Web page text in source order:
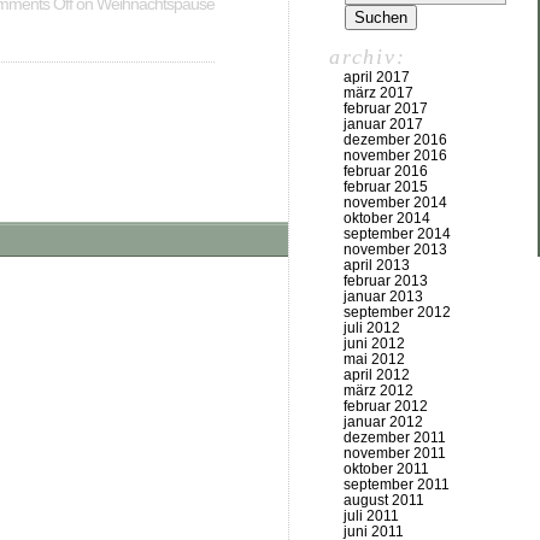
archiv:
april 2017
märz 2017
februar 2017
januar 2017
dezember 2016
november 2016
februar 2016
februar 2015
november 2014
oktober 2014
september 2014
november 2013
april 2013
februar 2013
januar 2013
september 2012
juli 2012
juni 2012
mai 2012
april 2012
märz 2012
februar 2012
januar 2012
dezember 2011
november 2011
oktober 2011
september 2011
august 2011
juli 2011
juni 2011